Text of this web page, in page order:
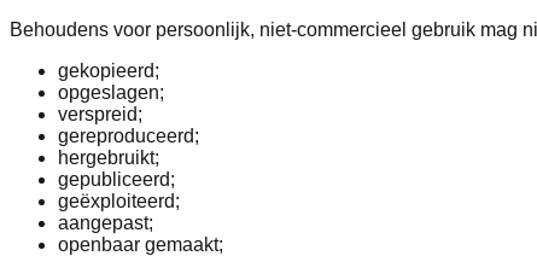
Behoudens voor persoonlijk, niet-commercieel gebruik mag
gekopieerd;
opgeslagen;
verspreid;
gereproduceerd;
hergebruikt;
gepubliceerd;
geëxploiteerd;
aangepast;
openbaar gemaakt;